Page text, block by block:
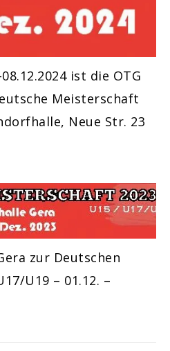
ist die OTG
Meisterschaft
Neue Str. 23
zur Deutschen
U19 – 01.12. –